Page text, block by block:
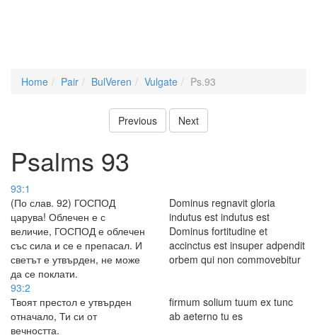
Home Pair BulVeren Vulgate Ps.93
Previous Next
Psalms 93
93:1
(По слав. 92) ГОСПОД
царува! Облечен е с
величие, ГОСПОД е облечен
със сила и се е препасал. И
светът е утвърден, не може
да се поклати.
Dominus regnavit gloria
indutus est indutus est
Dominus fortitudine et
accinctus est insuper adpendit
orbem qui non commovebitur
93:2
Твоят престол е утвърден
отначало, Ти си от
вечността.
firmum solium tuum ex tunc
ab aeterno tu es